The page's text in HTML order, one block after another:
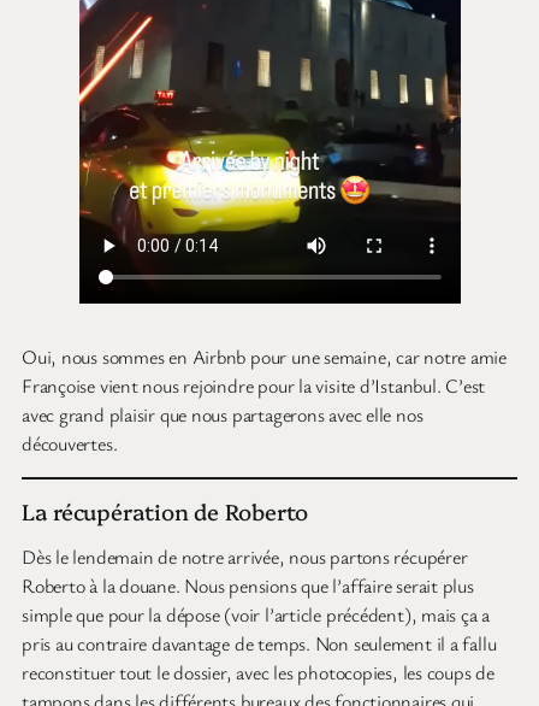
Oui, nous sommes en Airbnb pour une semaine, car notre amie
Françoise vient nous rejoindre pour la visite d’Istanbul. C’est
avec grand plaisir que nous partagerons avec elle nos
découvertes.
La récupération de Roberto
Dès le lendemain de notre arrivée, nous partons récupérer
Roberto à la douane. Nous pensions que l’affaire serait plus
simple que pour la dépose (voir l’article précédent), mais ça a
pris au contraire davantage de temps. Non seulement il a fallu
reconstituer tout le dossier, avec les photocopies, les coups de